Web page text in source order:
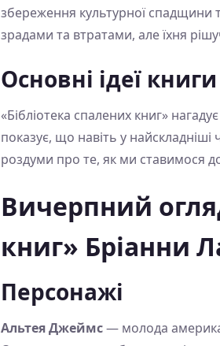
збереження культурної спадщини
зрадами та втратами, але їхня
Основні ідеї книги
«Бібліотека спалених книг»
показує, що навіть у
роздуми про те, як ми ставимося
Вичерпний
книг» Бріанни
Персонажі
Альтея Джеймс— молода